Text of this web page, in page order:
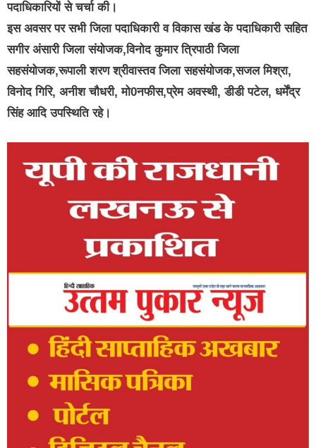
पदाधिकारियों से चर्चा की।
इस अवसर पर सभी जिला पदाधिकारी व विकास खंड के पदाधिकारी सहित
सगीर अंसारी जिला संयोजक,विनोद कुमार त्रिपाठी जिला
सहसंयोजक,रूपाली शरण श्रीवास्तव जिला सहसंयोजक,सजल मिश्रा,
विनोद गिरि, अनीश चौधरी, मो0नफीस,प्रेम अवस्थी, डीडी पटेल, धर्मेंद्र
सिंह आदि उपस्थिति रहे।